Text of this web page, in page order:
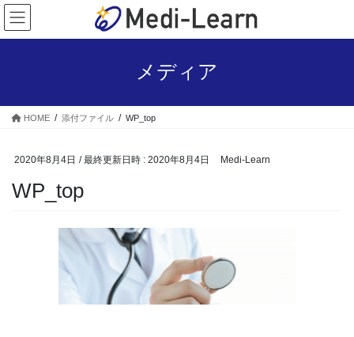
コ
ン
テ
ス
ナ
ビ
ゲ
ン
メディア
HOME 添付ファイル WP_top
2020年8月4日 / 最終更新日時 : 2020年8月4日 Medi-Learn
WP_top